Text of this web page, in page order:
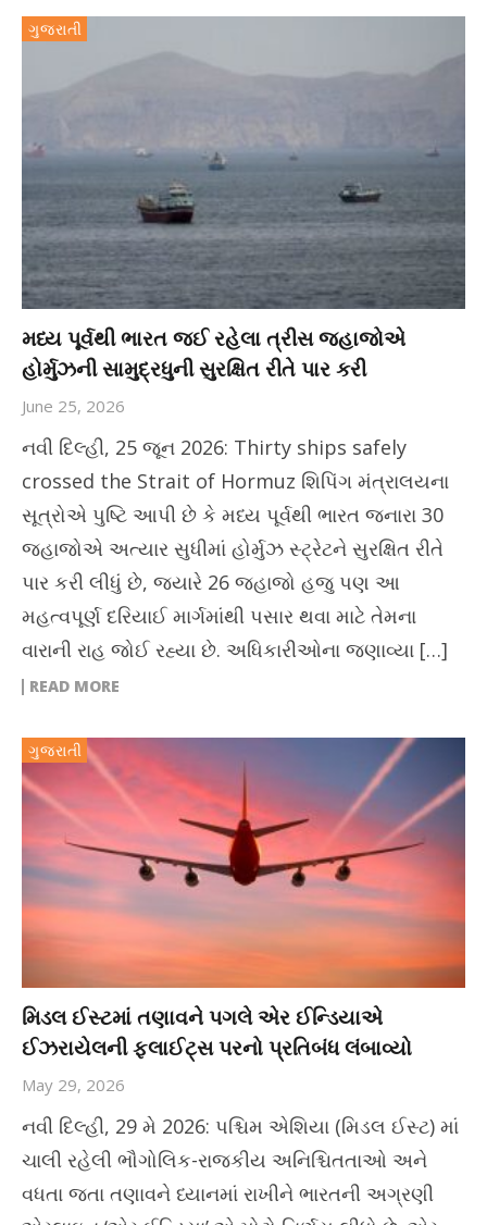
ગુજરાતી
મધ્ય પૂર્વથી ભારત જઈ રહેલા ત્રીસ જહાજોએ
હોર્મુઝની સામુદ્રધુની સુરક્ષિત રીતે પાર કરી
June 25, 2026
નવી દિલ્હી, 25 જૂન 2026: Thirty ships safely
crossed the Strait of Hormuz શિપિંગ મંત્રાલયના
સૂત્રોએ પુષ્ટિ આપી છે કે મધ્ય પૂર્વથી ભારત જનારા 30
જહાજોએ અત્યાર સુધીમાં હોર્મુઝ સ્ટ્રેટને સુરક્ષિત રીતે
પાર કરી લીધું છે, જ્યારે 26 જહાજો હજુ પણ આ
મહત્વપૂર્ણ દરિયાઈ માર્ગમાંથી પસાર થવા માટે તેમના
વારાની રાહ જોઈ રહ્યા છે. અધિકારીઓના જણાવ્યા […]
READ MORE
ગુજરાતી
મિડલ ઈસ્ટમાં તણાવને પગલે એર ઈન્ડિયાએ
ઈઝરાયેલની ફ્લાઈટ્સ પરનો પ્રતિબંધ લંબાવ્યો
May 29, 2026
નવી દિલ્હી, 29 મે 2026: પશ્ચિમ એશિયા (મિડલ ઈસ્ટ) માં
ચાલી રહેલી ભૌગોલિક-રાજકીય અનિશ્ચિતતાઓ અને
વધતા જતા તણાવને ધ્યાનમાં રાખીને ભારતની અગ્રણી